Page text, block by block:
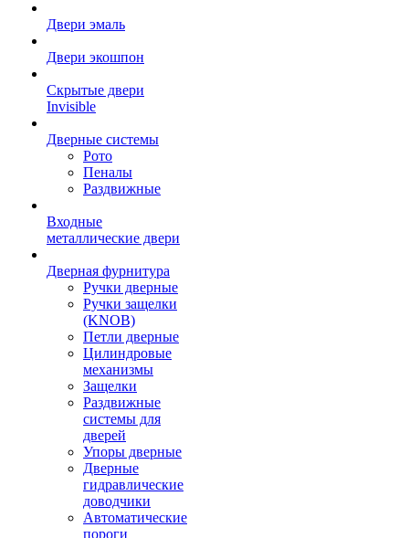
Двери эмаль
Двери экошпон
Скрытые двери
Invisible
Дверные системы
Рото
Пеналы
Раздвижные
Входные
металлические двери
Дверная фурнитура
Ручки дверные
Ручки защелки
(KNOB)
Петли дверные
Цилиндровые
механизмы
Защелки
Раздвижные
системы для
дверей
Упоры дверные
Дверные
гидравлические
доводчики
Автоматические
пороги